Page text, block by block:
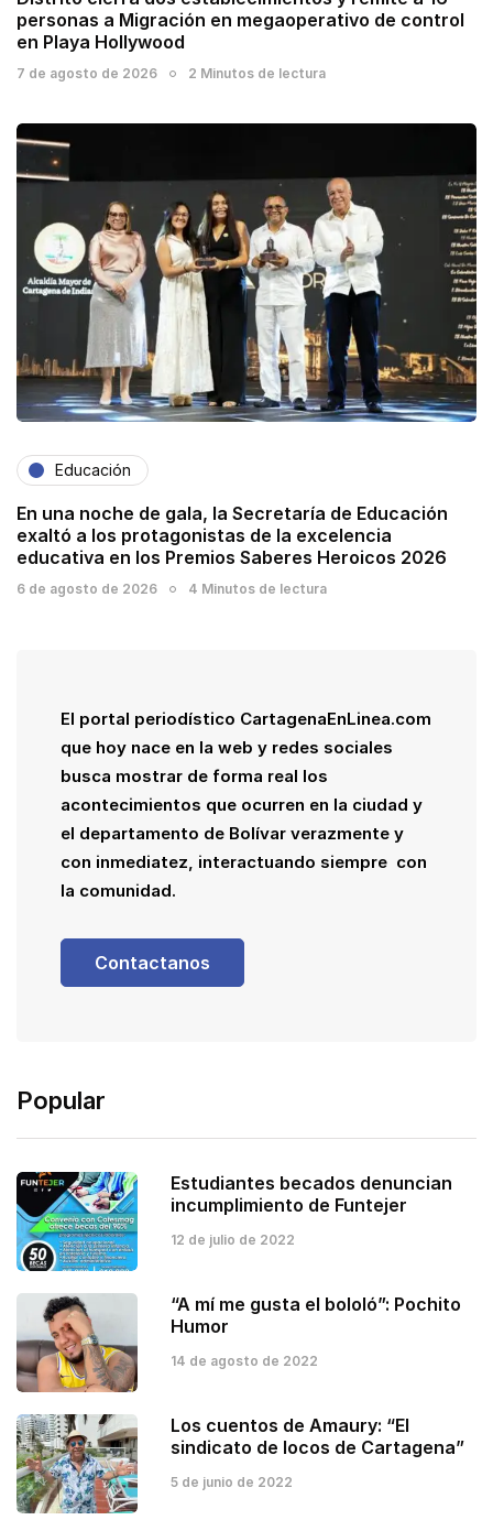
personas a Migración en megaoperativo de control
en Playa Hollywood
7 de agosto de 2026 2 Minutos de lectura
Educación
En una noche de gala, la Secretaría de Educación
exaltó a los protagonistas de la excelencia
educativa en los Premios Saberes Heroicos 2026
6 de agosto de 2026 4 Minutos de lectura
El portal periodístico CartagenaEnLinea.com
que hoy nace en la web y redes sociales
busca mostrar de forma real los
acontecimientos que ocurren en la ciudad y
el departamento de Bolívar verazmente y
con inmediatez, interactuando siempre con
la comunidad.
Contactanos
Popular
Estudiantes becados denuncian
incumplimiento de Funtejer
12 de julio de 2022
“A mí me gusta el bololó”: Pochito
Humor
14 de agosto de 2022
Los cuentos de Amaury: “El
sindicato de locos de Cartagena”
5 de junio de 2022